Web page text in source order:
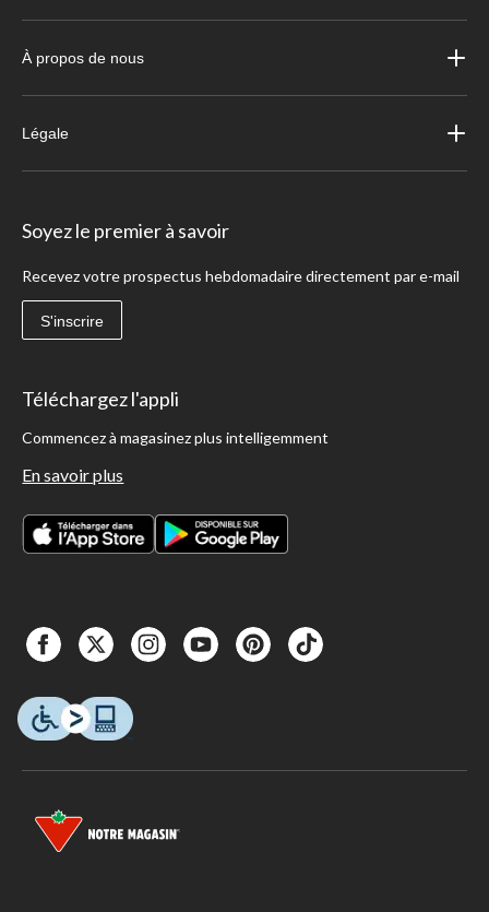
À propos de nous
Légale
Soyez le premier à savoir
Recevez votre prospectus hebdomadaire directement par e-mail
S'inscrire
Téléchargez l'appli
Commencez à magasinez plus intelligemment
En savoir plus